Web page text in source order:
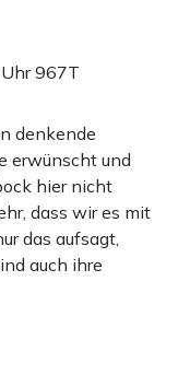
967T
denkende
erwünscht und
hier nicht
dass wir es mit
das aufsagt,
auch ihre